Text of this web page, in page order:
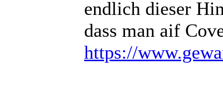
endlich dieser
dass man aif
https://